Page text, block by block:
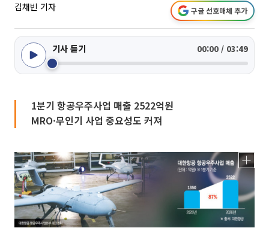
김채빈 기자 구글 선호매체 추가
기사 듣기 00:00 / 03:49
1분기 항공우주사업 매출 2522억원
MRO·무인기 사업 중요성도 커져